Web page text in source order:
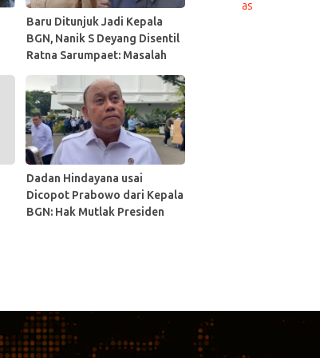
Baru Ditunjuk Jadi Kepala
BGN, Nanik S Deyang Disentil
Ratna Sarumpaet: Masalah
Dia Soal Kejujuran!
Dadan Hindayana usai
Dicopot Prabowo dari Kepala
BGN: Hak Mutlak Presiden